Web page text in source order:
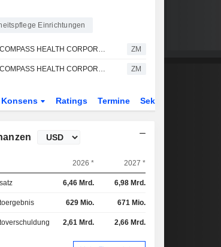
Einrichtungen
ENCOMPASS HEALTH CORPORATION : UBS bekräftigt seine Kaufempfehlung ZM
ENCOMPASS HEALTH CORPORATION : Deutsche Bank Securities bekräftigt seine Kaufempfehlung ZM
Konsens Ratings Termine Sektor
2026 * 2027 *
6,46 Mrd. 6,98 Mrd.
629 Mio. 671 Mio.
2,61 Mrd. 2,66 Mrd.